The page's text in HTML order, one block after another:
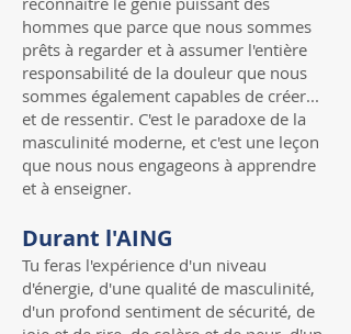
hommes que parce que nous sommes
prêts à regarder et à assumer l'entière
responsabilité de la douleur que nous
sommes également capables de créer...
et de ressentir. C'est le paradoxe de la
masculinité moderne, et c'est une leçon
que nous nous engageons à apprendre
et à enseigner.
Durant l'AING
Tu feras l'expérience d'un niveau
d'énergie, d'une qualité de masculinité,
d'un profond sentiment de sécurité, de